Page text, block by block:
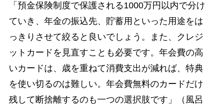
「預金保険制度で保護される1000万円以内で分け
ていき、年金の振込先、貯蓄用といった用途をは
っきりさせて絞ると良いでしょう。また、クレジ
ットカードを見直すことも必要です。年会費の高
いカードは、歳を重ねて消費支出が減れば、特典
を使い切るのは難しい。年会費無料のカードだけ
残して断捨離するのも一つの選択肢です」（風呂